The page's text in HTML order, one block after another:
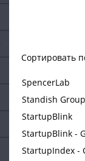
Сортировать
SpencerLab
Standish
StartupBlink
StartupBlink -
StartupIndex -